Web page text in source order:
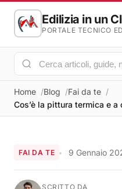
Edilizia in un
PORTALE TECNICO
Home Blog
Fai da te
Cos’è la pittura termica e a
FAI DA TE 9 Gennaio
SCRITTO DA